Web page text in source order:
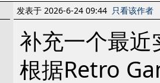
发表于 2026-6-24 09:44 只看该作者
补充一个最
根据Retro